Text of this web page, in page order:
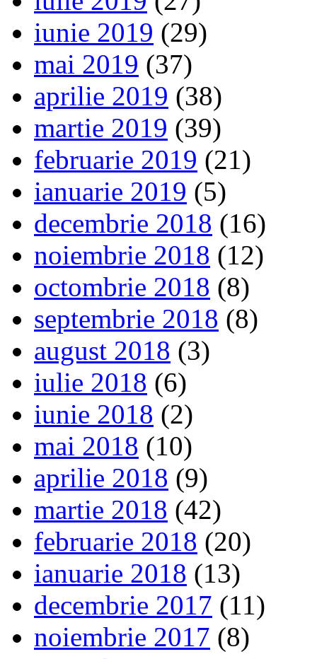
iunie 2019 (29)
mai 2019 (37)
aprilie 2019 (38)
martie 2019 (39)
februarie 2019 (21)
ianuarie 2019 (5)
decembrie 2018 (16)
noiembrie 2018 (12)
octombrie 2018 (8)
septembrie 2018 (8)
august 2018 (3)
iulie 2018 (6)
iunie 2018 (2)
mai 2018 (10)
aprilie 2018 (9)
martie 2018 (42)
februarie 2018 (20)
ianuarie 2018 (13)
decembrie 2017 (11)
noiembrie 2017 (8)